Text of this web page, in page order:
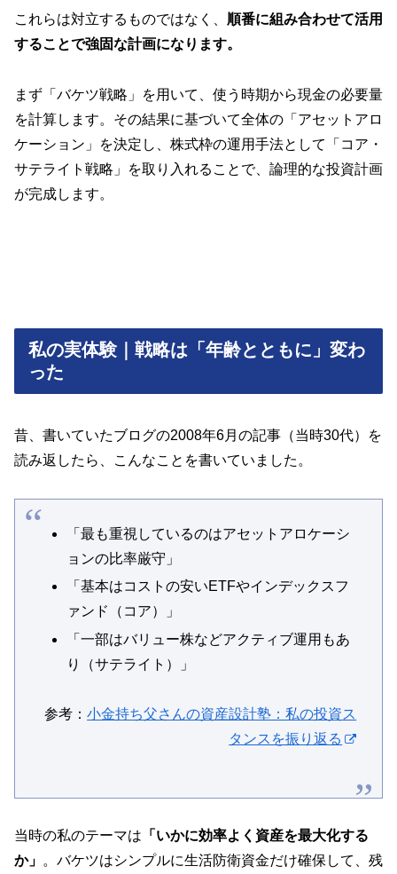
これらは対立するものではなく、 順番に組み合わせて活用
することで強固な計画になります。
まず「バケツ戦略」を用いて、使う時期から現金の必要量
を計算します。その結果に基づいて全体の「アセットアロ
ケーション」を決定し、株式枠の運用手法として「コア・
サテライト戦略」を取り入れることで、論理的な投資計画
が完成します。
私の実体験｜戦略は「年齢とともに」変わ
った
昔、書いていたブログの2008年6月の記事（当時30代）を
読み返したら、こんなことを書いていました。
「最も重視しているのはアセットアロケーシ
ョンの比率厳守」
「基本はコストの安いETFやインデックスフ
ァンド（コア）」
「一部はバリュー株などアクティブ運用もあ
り（サテライト）」
参考：小金持ち父さんの資産設計塾：私の投資ス
タンスを振り返る
当時の私のテーマは 「いかに効率よく資産を最大化する
か」 。バケツはシンプルに生活防衛資金だけ確保して、残